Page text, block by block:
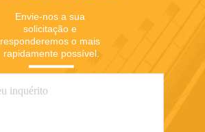
Envie-nos a sua
solicitação e
responderemos o mais
rapidamente possível.